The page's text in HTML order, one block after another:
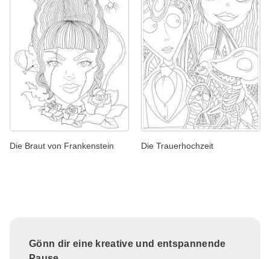
Die Braut von Frankenstein Die Trauerhochzeit
Gönn dir eine kreative und entspannende